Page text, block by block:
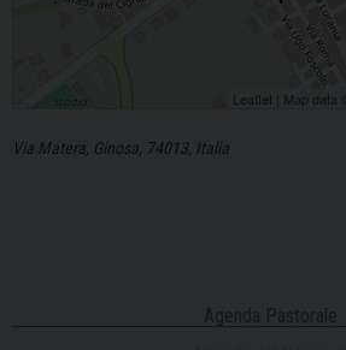
Leaflet | Map data ©
Via Matera, Ginosa, 74013, Italia
Agenda Pastorale